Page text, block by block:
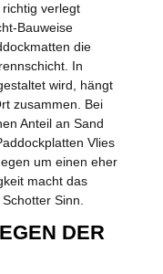
verlegt
Bauweise
die
In
wird, hängt
zusammen. Bei
Anteil an Sand
Vlies
um einen eher
macht das
Sinn.
DER